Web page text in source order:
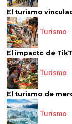
El turismo
Turismo
El impacto de
Turismo
El turismo de
Turismo